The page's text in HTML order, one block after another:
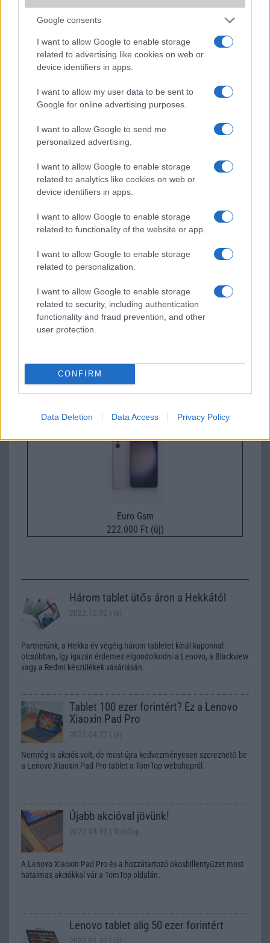
Google consents
I want to allow Google to enable storage
related to advertising like cookies on web or
device identifiers in apps.
I want to allow my user data to be sent to
Google for online advertising purposes.
I want to allow Google to send me
personalized advertising.
I want to allow Google to enable storage
related to analytics like cookies on web or
device identifiers in apps.
I want to allow Google to enable storage
related to functionality of the website or app.
I want to allow Google to enable storage
related to personalization.
I want to allow Google to enable storage
related to security, including authentication
functionality and fraud prevention, and other
user protection.
CONFIRM
Data Deletion Data Access Privacy Policy
Új és Használt GSM kiemelt ajánlatok
Euro Gsm
300.000 Ft (új)
Euro Gsm
222.000 Ft (új)
Három tablet ütős áron a Hekkától
2022.12.02 | (x)
Partnerünk, a Hekka év végéig három tabletet kínál kuponnal
olcsóbban, így igazán érdemes elgondolkodni a Lenovo, a Blackview
vagy a Redmi készülékek vásárlásán.
Tablet 100 ezer forintért? Ez a Lenovo
Xiaoxin Pad Pro
2022.04.22 | (x)
Nemrég is akciós volt, de most újra kedvezményesen szerezhető be
a Lenovo Xiaoxin Pad Pro tablet a TomTop webshopról.
Újabb akcióval jövünk!
2022.04.05 | TomTop
A Lenovo Xiaoxin Pad Pro és a hozzátartozó okosbillentyűzet most
hatalmas akciókkal vár a TomTop oldalán.
Lenovo tablet alig 50 ezer forintért
2023.01.31 | (x)